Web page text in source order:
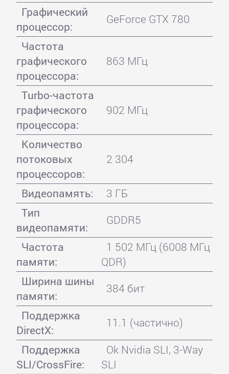
Графический
процессор:
GeForce GTX 780
Частота
графического
процессора:
863 МГц
Turbo-частота
графического
процессора:
902 МГц
Количество
потоковых
процессоров:
2 304
Видеопамять:
3 ГБ
Тип
видеопамяти:
GDDR5
Частота
памяти:
1 502 МГц (6008 МГц
QDR)
Ширина шины
памяти:
384 бит
Поддержка
DirectX:
11.1 (частично)
Поддержка
SLI/CrossFire:
Ok Nvidia SLI, 3-Way
SLI